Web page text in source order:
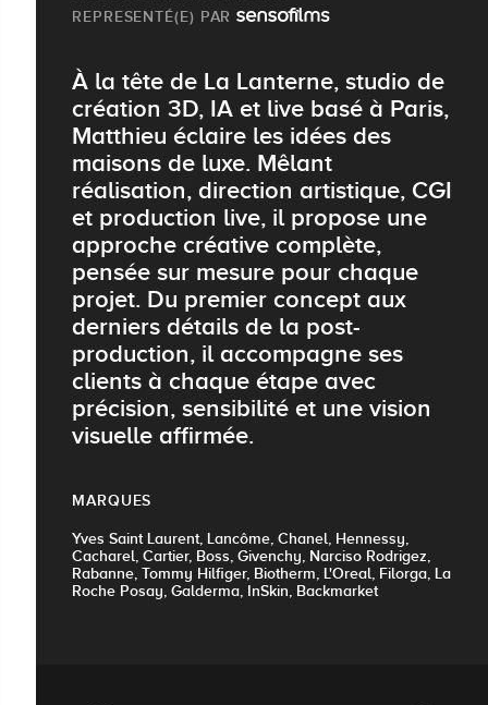
REPRESENTÉ(E) PAR
À la tête de La Lanterne, studio de
création 3D, IA et live basé à Paris,
Matthieu éclaire les idées des
maisons de luxe. Mêlant
réalisation, direction artistique, CGI
et production live, il propose une
approche créative complète,
pensée sur mesure pour chaque
projet. Du premier concept aux
derniers détails de la post-
production, il accompagne ses
clients à chaque étape avec
précision, sensibilité et une vision
visuelle affirmée.
MARQUES
Yves Saint Laurent, Lancôme, Chanel, Hennessy,
Cacharel, Cartier, Boss, Givenchy, Narciso Rodrigez,
Rabanne, Tommy Hilfiger, Biotherm, L'Oreal, Filorga, La
Roche Posay, Galderma, InSkin, Backmarket